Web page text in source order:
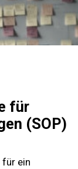
für
(SOP)
für ein